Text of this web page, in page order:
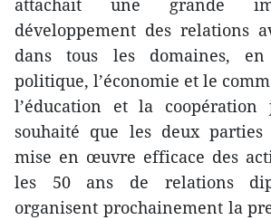
attachait une grande
développement des relations
dans tous les domaines,
politique, l’économie et le
l’éducation et la
souhaité que les deux
mise en œuvre efficace des
les 50 ans de relations
organisent prochainement la